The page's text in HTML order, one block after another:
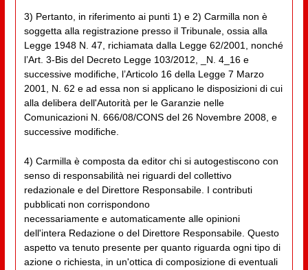
3) Pertanto, in riferimento ai punti 1) e 2) Carmilla non è
soggetta alla registrazione presso il Tribunale, ossia alla
Legge 1948 N. 47, richiamata dalla Legge 62/2001, nonché
l’Art. 3-Bis del Decreto Legge 103/2012, _N. 4_16 e
successive modifiche, l’Articolo 16 della Legge 7 Marzo
2001, N. 62 e ad essa non si applicano le disposizioni di cui
alla delibera dell'Autorità per le Garanzie nelle
Comunicazioni N. 666/08/CONS del 26 Novembre 2008, e
successive modifiche.
4) Carmilla è composta da editor chi si autogestiscono con
senso di responsabilità nei riguardi del collettivo
redazionale e del Direttore Responsabile. I contributi
pubblicati non corrispondono
necessariamente e automaticamente alle opinioni
dell'intera Redazione o del Direttore Responsabile. Questo
aspetto va tenuto presente per quanto riguarda ogni tipo di
azione o richiesta, in un'ottica di composizione di eventuali